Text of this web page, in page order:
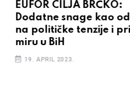
EUFOR CILJA BRČKO:
Dodatne snage kao
na političke tenzije i
miru u BiH
19. APRIL 2023.